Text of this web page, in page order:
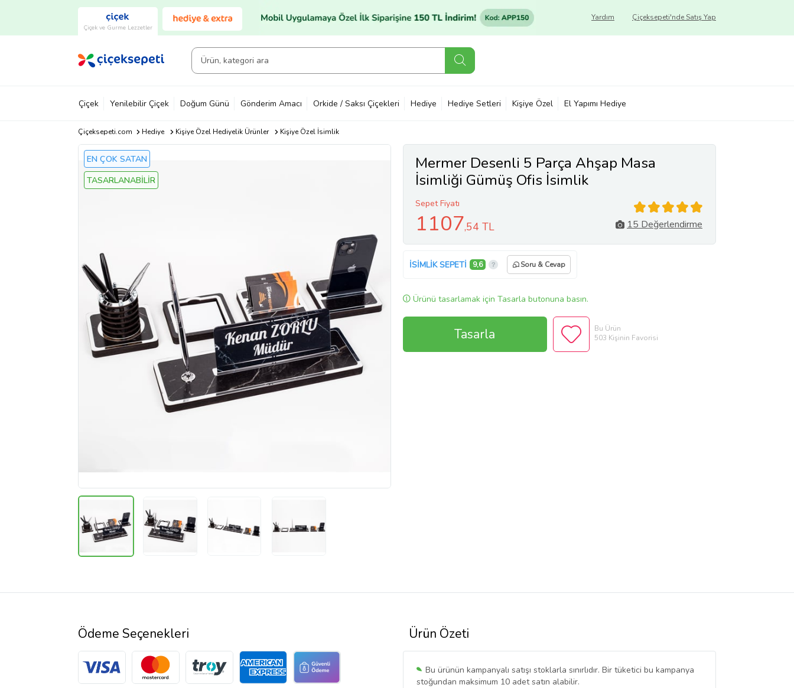
Çiçek ve Gurme Lezzetler
Çiçeksepeti'nde Satış Yap
Yardım
Çiçek Yenilebilir Çiçek Doğum Günü Gönderim Amacı Orkide / Saksı Çiçekleri Hediye Hediye Setleri Kişiye Özel El Yapımı Hediye
Çiçeksepeti.com Hediye Kişiye Özel Hediyelik Ürünler Kişiye Özel İsimlik
EN ÇOK SATAN
TASARLANABİLİR
Mermer Desenli 5 Parça Ahşap Masa
İsimliği Gümüş Ofis İsimlik
Sepet Fiyatı
1107,54 TL 15 Değerlendirme
İSİMLİK SEPETİ 9,6 Soru & Cevap
Ürünü tasarlamak için Tasarla butonuna basın.
Tasarla
Bu Ürün
503 Kişinin Favorisi
Ürün Özeti
Bu ürünün kampanyalı satışı stoklarla sınırlıdır. Bir tüketici bu kampanya
stoğundan maksimum 10 adet satın alabilir.
Ödeme Seçenekleri